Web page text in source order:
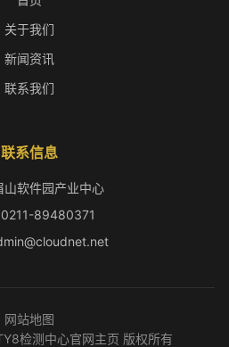
关于我们
新闻资讯
联系我们
联系信息
山软件园产业中心
89480371
网站地图
检测中心官网主页 版权所有